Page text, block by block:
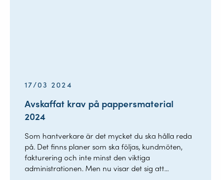
17/03 2024
Avskaffat krav på pappersmaterial
2024
Som hantverkare är det mycket du ska hålla reda
på. Det finns planer som ska följas, kundmöten,
fakturering och inte minst den viktiga
administrationen. Men nu visar det sig att...